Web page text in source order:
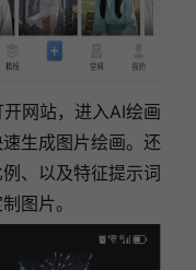
网站，进入AI绘画
生成图片绘画。还
、以及特征提示词
图片。